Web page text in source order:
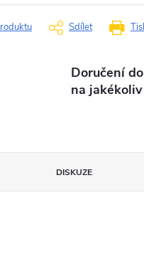
Sdílet
Doručení
na
DISKUZE